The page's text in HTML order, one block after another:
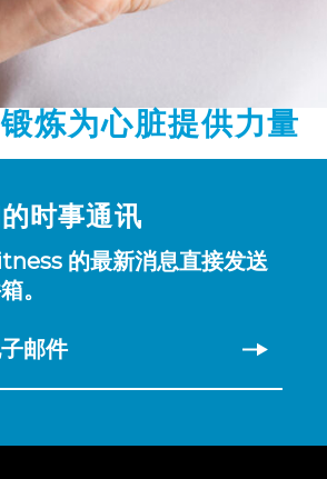
炼为心脏提供力量
时事通讯
的最新消息直接发送
。
邮件